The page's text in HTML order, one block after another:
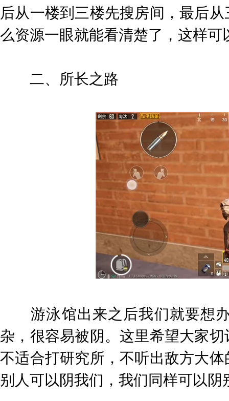
后从一楼到三楼先搜房间，最后
么资源一眼就能看清楚了，这样可
二、所长之路
游泳馆出来之后我们就要想办
杂，很容易被阴。这里希望大家
不适合打研究所，不听出敌方大
别人可以阴我们，我们同样可以